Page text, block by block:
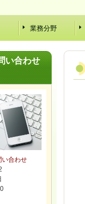
業務分野
い合わせ
い合わせ